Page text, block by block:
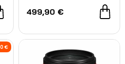
499,90 €